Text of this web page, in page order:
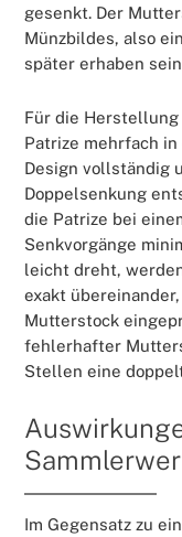
gesenkt. Der
Münzbildes, also
später erhaben
Für die
Patrize mehrfach
Design vollständig
Doppelsenkung
die Patrize bei
Senkvorgänge
leicht dreht,
exakt
Mutterstock
fehlerhafter
Stellen eine
Im Gegensatz zu